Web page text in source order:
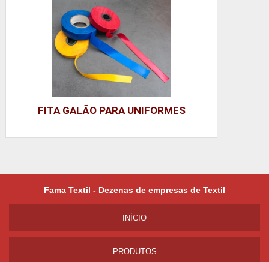
FITA GALÃO PARA UNIFORMES
Fama Textil - Dezenas de empresas de Textil
INÍ­CIO
PRODUTOS